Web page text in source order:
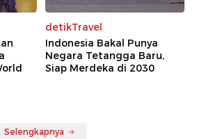
detikTravel
Indonesia Bakal Punya
Negara Tetangga Baru,
Siap Merdeka di 2030
Selengkapnya